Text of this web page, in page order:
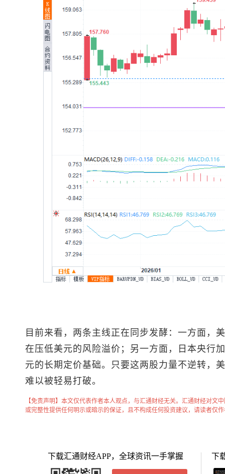
目前来看，两条主线正在同步发酵：一方面，
在压低美元的风险溢价；另一方面，日本央行
元的长期定价基础。只要这两股力量不逆转，
难以被轻易打破。
【免责声明】本文仅代表作者本人观点，与汇通财经无关。汇通财经对文
或完整性提供任何明示或暗示的保证，且不构成任何投资建议，请读者仅
下载汇通财经APP，全球资讯一手掌握 下